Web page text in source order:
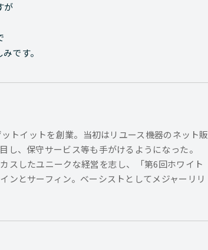
が
です。
トイットを創業。当初はリユース機器のネット販
し、保守サービス等も手がけるようになった。
スしたユニークな経営を志し、「第6回ホワイト
ンとサーフィン。ベーシストとしてメジャーリリ